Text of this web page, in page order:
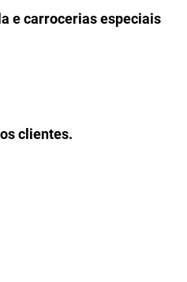
e carrocerias especiais
clientes.